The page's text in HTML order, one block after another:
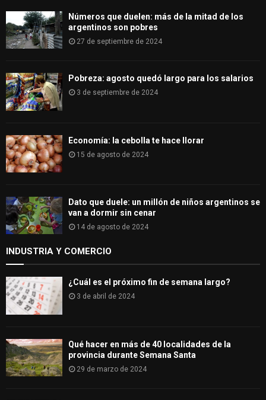
H
Números que duelen: más de la mitad de los
argentinos son pobres
27 de septiembre de 2024
Pobreza: agosto quedó largo para los salarios
3 de septiembre de 2024
Economía: la cebolla te hace llorar
15 de agosto de 2024
Dato que duele: un millón de niños argentinos se
van a dormir sin cenar
14 de agosto de 2024
INDUSTRIA Y COMERCIO
¿Cuál es el próximo fin de semana largo?
3 de abril de 2024
Qué hacer en más de 40 localidades de la
provincia durante Semana Santa
29 de marzo de 2024